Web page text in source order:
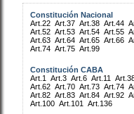
Constitución Nacional
Art.22 Art.37 Art.38 Art.44
Art.52 Art.53 Art.54 Art.55
Art.63 Art.64 Art.65 Art.66
Art.74 Art.75 Art.99
Constitución CABA
Art.1
Art.3 Art.6 Art.11
Art.62 Art.70 Art.73 Art.74
Art.82 Art.83 Art.84 Art.92
Art.100 Art.101 Art.136